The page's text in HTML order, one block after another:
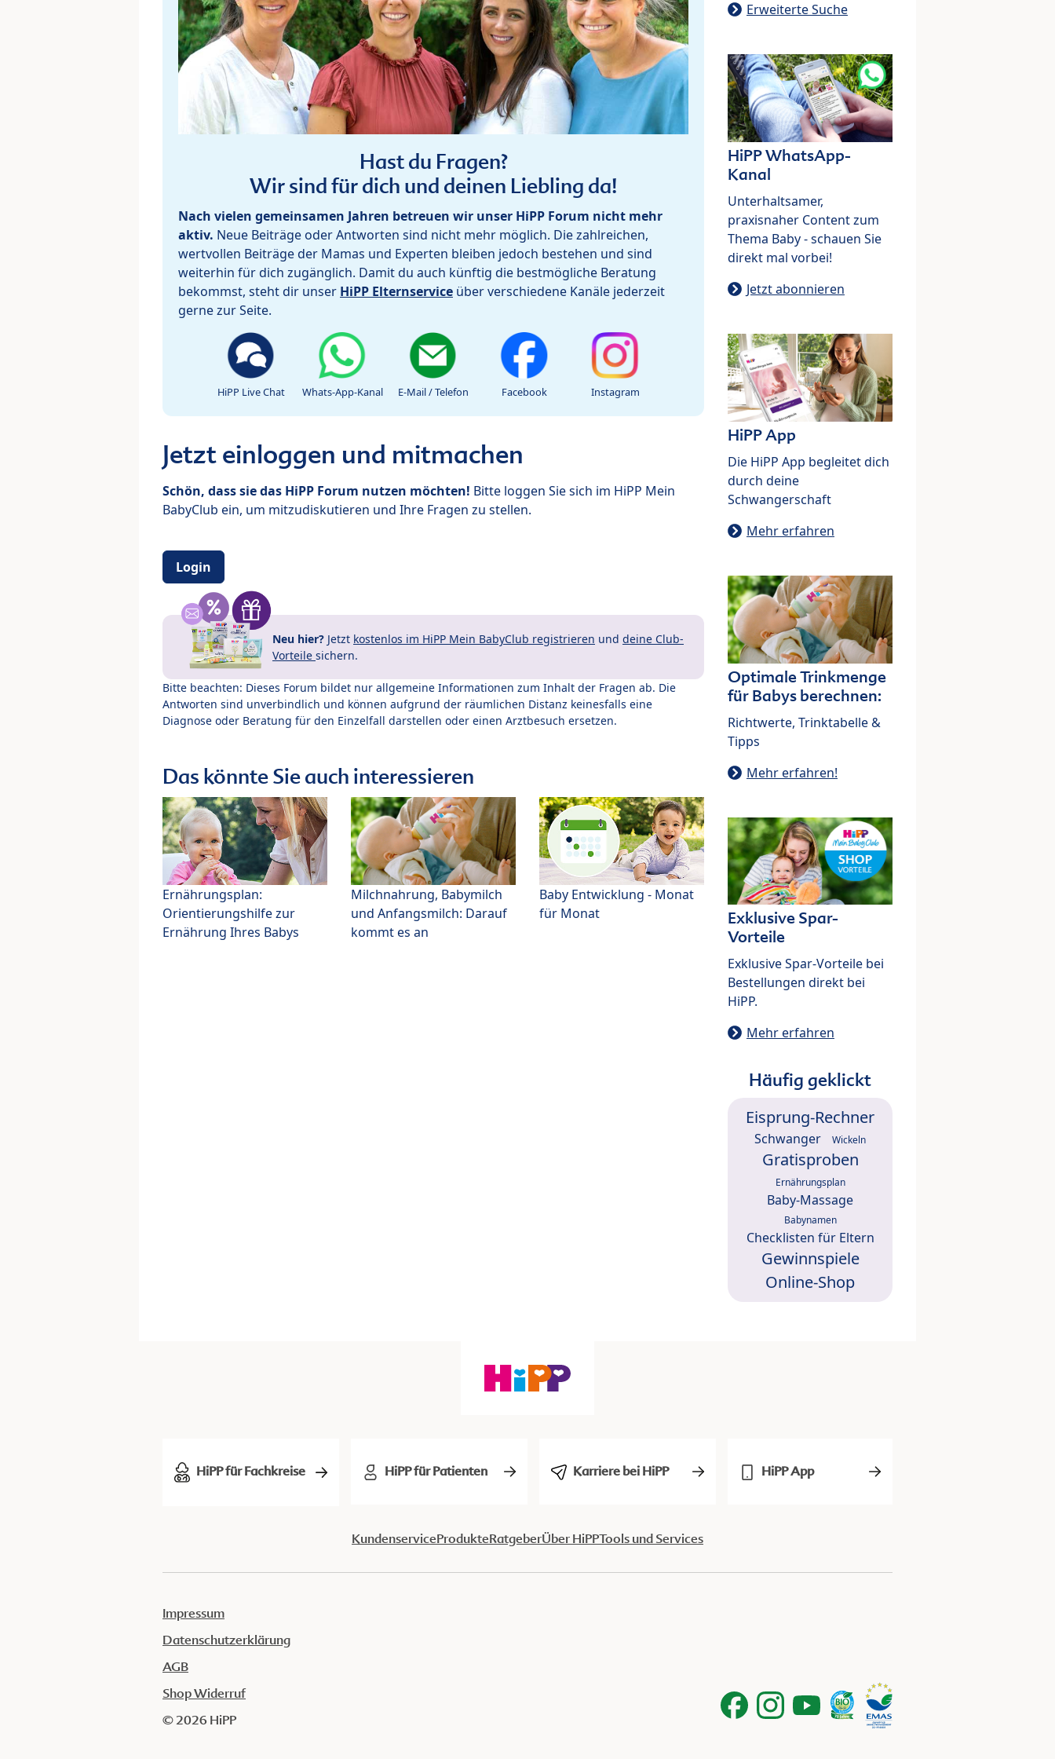
Hast du Fragen?
Wir sind für dich und deinen Liebling da!
Nach vielen gemeinsamen Jahren betreuen wir unser HiPP Forum nicht mehr
aktiv. Neue Beiträge oder Antworten sind nicht mehr möglich. Die zahlreichen,
wertvollen Beiträge der Mamas und Experten bleiben jedoch bestehen und sind
weiterhin für dich zugänglich. Damit du auch künftig die bestmögliche Beratung
bekommst, steht dir unser HiPP Elternservice über verschiedene Kanäle jederzeit
gerne zur Seite.
HiPP Live Chat Whats-App-Kanal E-Mail / Telefon Facebook Instagram
Jetzt einloggen und mitmachen
Schön, dass sie das HiPP Forum nutzen möchten! Bitte loggen Sie sich im HiPP Mein
BabyClub ein, um mitzudiskutieren und Ihre Fragen zu stellen.
Login
Neu hier? Jetzt kostenlos im HiPP Mein BabyClub registrieren und deine Club-
Vorteile sichern.
Bitte beachten: Dieses Forum bildet nur allgemeine Informationen zum Inhalt der Fragen ab. Die
Antworten sind unverbindlich und können aufgrund der räumlichen Distanz keinesfalls eine
Diagnose oder Beratung für den Einzelfall darstellen oder einen Arztbesuch ersetzen.
Das könnte Sie auch interessieren
Ernährungsplan:
Orientierungshilfe zur
Ernährung Ihres Babys
Milchnahrung, Babymilch
und Anfangsmilch: Darauf
kommt es an
Baby Entwicklung - Monat
für Monat
Erweiterte Suche
HiPP WhatsApp-
Kanal
Unterhaltsamer,
praxisnaher Content zum
Thema Baby - schauen Sie
direkt mal vorbei!
Jetzt abonnieren
HiPP App
Die HiPP App begleitet dich
durch deine
Schwangerschaft
Mehr erfahren
Optimale Trinkmenge
für Babys berechnen:
Richtwerte, Trinktabelle &
Tipps
Mehr erfahren!
Exklusive Spar-
Vorteile
Exklusive Spar-Vorteile bei
Bestellungen direkt bei
HiPP.
Mehr erfahren
Häufig geklickt
Eisprung-Rechner
Schwanger Wickeln
Gratisproben
Ernährungsplan
Baby-Massage
Babynamen
Checklisten für Eltern
Gewinnspiele
Online-Shop
HiPP für Fachkreise HiPP für Patienten Karriere bei HiPP HiPP App
KundenserviceProdukteRatgeberÜber HiPPTools und Services
Impressum
Datenschutzerklärung
AGB
Shop Widerruf
© 2026 HiPP